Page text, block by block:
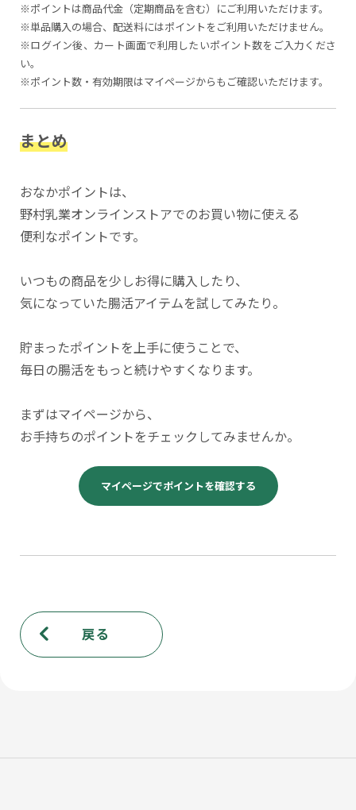
※ポイントは商品代金（定期商品を含む）にご利用いただけます。
※単品購入の場合、配送料にはポイントをご利用いただけません。
※ログイン後、カート画面で利用したいポイント数をご入力くださ
い。
※ポイント数・有効期限はマイページからもご確認いただけます。
まとめ
おなかポイントは、
野村乳業オンラインストアでのお買い物に使える
便利なポイントです。
いつもの商品を少しお得に購入したり、
気になっていた腸活アイテムを試してみたり。
貯まったポイントを上手に使うことで、
毎日の腸活をもっと続けやすくなります。
まずはマイページから、
お手持ちのポイントをチェックしてみませんか。
マイページでポイントを確認する
戻る